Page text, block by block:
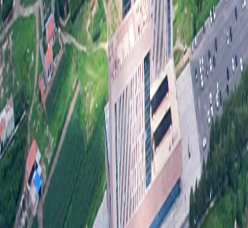
（
1.网
2.公
阅点
3、
息。